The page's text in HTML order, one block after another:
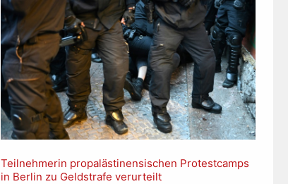
Teilnehmerin propalästinensischen Protestcamps
in Berlin zu Geldstrafe verurteilt